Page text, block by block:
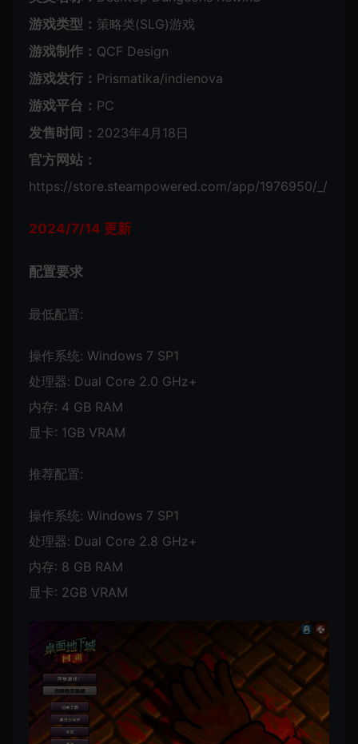
游戏类型： 策略类(SLG)游戏
游戏制作： QCF Design
游戏发行： Prismatika/indienova
游戏平台： PC
发售时间： 2023年4月18日
官方网站：
https://store.steampowered.com/app/1976950/_/
2024/7/14 更新
配置要求
最低配置:
操作系统: Windows 7 SP1
处理器: Dual Core 2.0 GHz+
内存: 4 GB RAM
显卡: 1GB VRAM
推荐配置:
操作系统: Windows 7 SP1
处理器: Dual Core 2.8 GHz+
内存: 8 GB RAM
显卡: 2GB VRAM